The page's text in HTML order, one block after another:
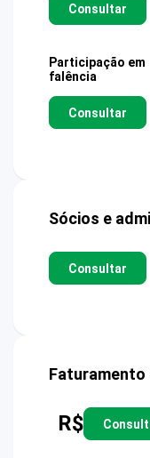
Consultar
Participação em
falência
Consultar
Sócios e
Consultar
Faturamento
R$